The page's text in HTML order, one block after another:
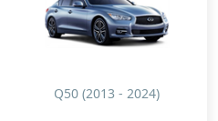
Q50 (2013 - 2024)